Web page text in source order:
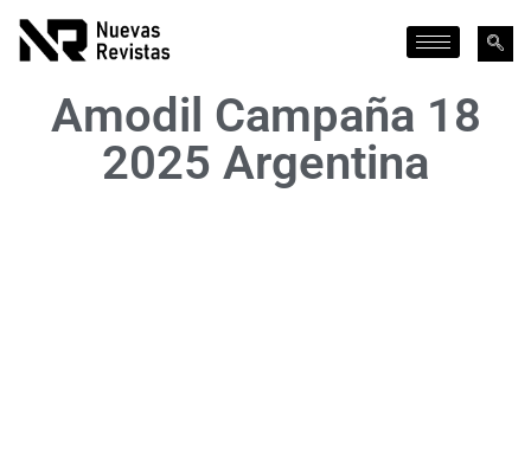
Amodil Campaña 18
2025 Argentina